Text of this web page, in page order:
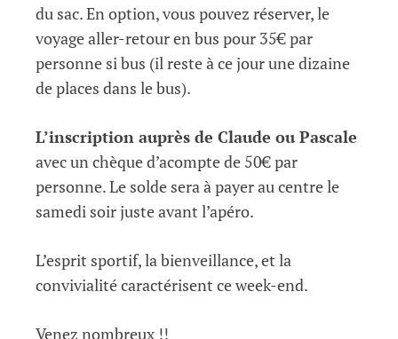
du sac. En option, vous pouvez réserver, le
voyage aller-retour en bus pour 35€ par
personne si bus (il reste à ce jour une dizaine
de places dans le bus).
L’inscription auprès de Claude ou Pascale
avec un chèque d’acompte de 50€ par
personne. Le solde sera à payer au centre le
samedi soir juste avant l’apéro.
L’esprit sportif, la bienveillance, et la
convivialité caractérisent ce week-end.
Venez nombreux !!